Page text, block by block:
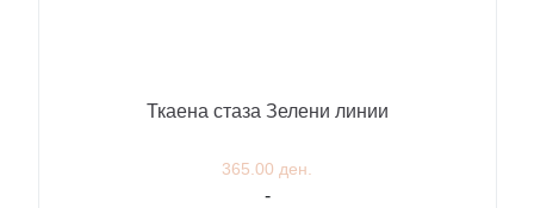
Ткаена стаза Зелени линии
365.00 ден.
-